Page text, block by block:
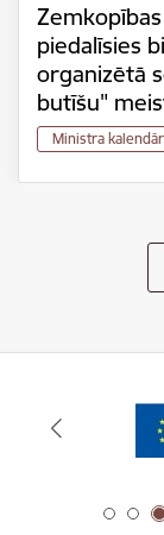
piedalīsies
organizētā
butīšu"
Ministra